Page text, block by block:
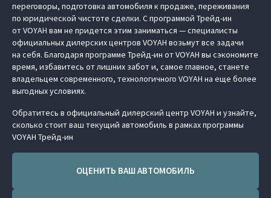
переговоры, подготовка автомобиля к продаже, переживания
по юридической чистоте сделки. С программой Трейд-ин
от VOYAH вам не придется этим заниматься — специалисты
официальных дилерских центров VOYAH возьмут все задачи
на себя. Благодаря программе Трейд-ин от VOYAH вы сэкономите
время, избавитесь от лишних забот и, самое главное, станете
владельцем современного, технологичного VOYAH на еще более
выгодных условиях.
Обратитесь в официальный дилерский центр VOYAH и узнайте,
сколько стоит ваш текущий автомобиль в рамках программы
VOYAH Трейд-ин
ОЦЕНИТЬ ВАШ АВТОМОБИЛЬ